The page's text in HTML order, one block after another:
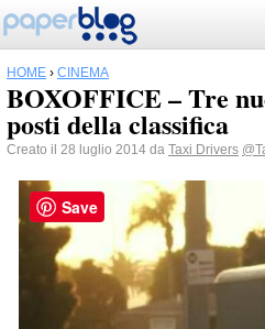
HOME › CINEMA
BOXOFFICE – Tre
posti della classifica
Creato il 28 luglio 2014 da Taxi Drivers
Save